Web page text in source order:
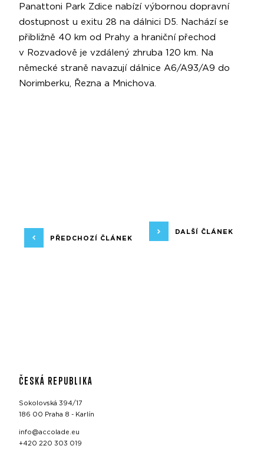
Panattoni Park Zdice nabízí výbornou dopravní
dostupnost u exitu 28 na dálnici D5. Nachází se
přibližně 40 km od Prahy a hraniční přechod
v Rozvadově je vzdálený zhruba 120 km. Na
německé straně navazují dálnice A6/A93/A9 do
Norimberku, Řezna a Mnichova.
PŘEDCHOZÍ ČLÁNEK
DALŠÍ ČLÁNEK
ČESKÁ REPUBLIKA
Sokolovská 394/17
186 00 Praha 8 - Karlín
info@accolade.eu
+420 220 303 019